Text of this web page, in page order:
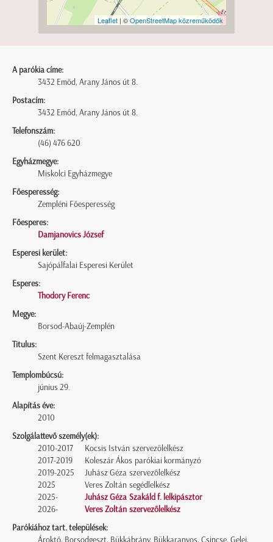
Leaflet | ©OpenStreetMap közreműködők
A parókia címe:
3432 Emőd, Arany János út 8.
Postacím:
3432 Emőd, Arany János út 8.
Telefonszám:
(46) 476 620
Egyházmegye:
Miskolci Egyházmegye
Főesperesség:
Zempléni Főesperesség
Főesperes:
Damjanovics József
Esperesi kerület:
Sajópálfalai Esperesi Kerület
Esperes:
Thodory Ferenc
Megye:
Borsod-Abaúj-Zemplén
Titulus:
Szent Kereszt felmagasztalása
Templombúcsú:
június 29.
Alapítás éve:
2010
Szolgálattevő személy(ek):
2010-2017
Kocsis István szervezőlelkész
2017-2019
Koleszár Ákos parókiai kormányzó
2019-2025
Juhász Géza szervezőlelkész
2025
Veres Zoltán segédlelkész
2025-
Juhász Géza Szakáld f. lelkipásztor
2026-
Veres Zoltán szervezőlelkész
Parókiához tart. települések: